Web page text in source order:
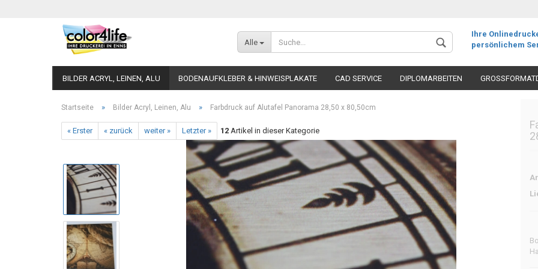
Alle
Ihre
persönlichem
BILDER ACRYL, LEINEN, ALU BODENAUFKLEBER & HINWEISPLAKATE CAD SERVICE DIPLOMARBEITEN
Startseite » Bilder Acryl, Leinen, Alu » Farbdruck auf Alutafel Panorama 28,50 x 80,50cm
« Erster « zurück weiter » Letzter » 12 Artikel in dieser Kategorie